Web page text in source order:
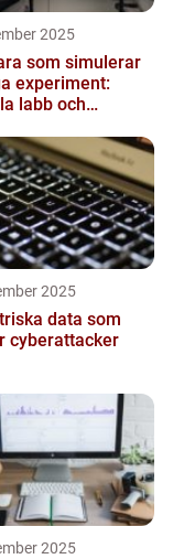
2025
som simulerar
experiment:
labb och
2025
data som
cyberattacker
2025